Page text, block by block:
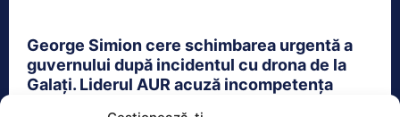
George Simion cere schimbarea urgentă a
guvernului după incidentul cu drona de la
Galați. Liderul AUR acuză incompetența